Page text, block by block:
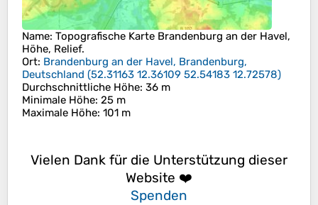
Name: Topografische Karte Brandenburg an der Havel,
Höhe, Relief.
Ort: Brandenburg an der Havel, Brandenburg,
Deutschland (52.31163 12.36109 52.54183 12.72578)
Durchschnittliche Höhe: 36 m
Minimale Höhe: 25 m
Maximale Höhe: 101 m
Vielen Dank für die Unterstützung dieser
Website ❤️
Spenden